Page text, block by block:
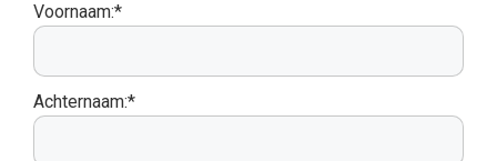
Voornaam:*
Achternaam:*